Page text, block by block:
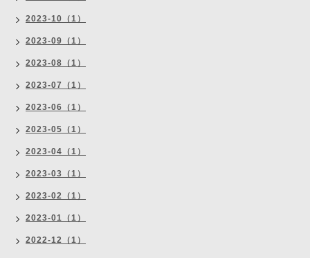
2023-10（1）
2023-09（1）
2023-08（1）
2023-07（1）
2023-06（1）
2023-05（1）
2023-04（1）
2023-03（1）
2023-02（1）
2023-01（1）
2022-12（1）